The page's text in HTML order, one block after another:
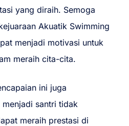
yang diraih. Semoga
Akuatik Swimming
menjadi motivasi untuk
meraih cita-cita.
ini juga
santri tidak
meraih prestasi di